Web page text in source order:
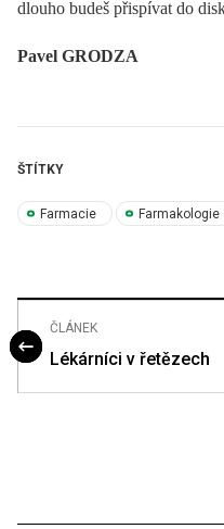
dlouho budeš přispívat do
Pavel GRODZA
ŠTÍTKY
Farmacie Farmakologie
ČLÁNEK
Lékárníci v řetězech